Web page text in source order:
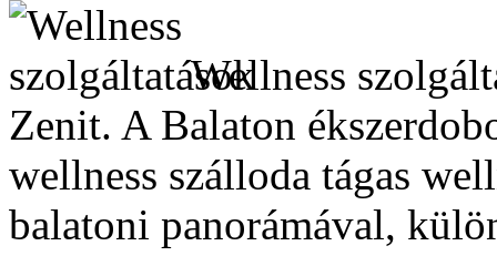
Wellness
Zenit. A Balaton
wellness szálloda tágas
balatoni panorámával,